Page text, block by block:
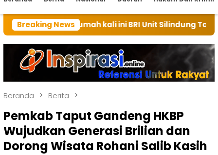
Breaking News
kali ini BRI Unit Silindung Tarutung Ingatkan
Beranda Berita
Pemkab Taput Gandeng HKBP
Wujudkan Generasi Brilian dan
Dorong Wisata Rohani Salib Kasih